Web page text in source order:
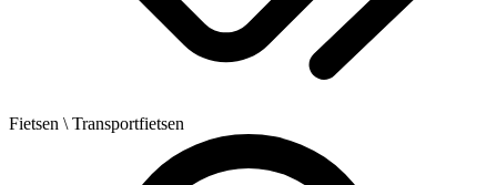
Fietsen \ Transportfietsen